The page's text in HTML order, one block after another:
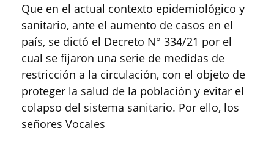
Que en el actual contexto epidemiológico y
sanitario, ante el aumento de casos en el
país, se dictó el Decreto N° 334/21 por el
cual se fijaron una serie de medidas de
restricción a la circulación, con el objeto de
proteger la salud de la población y evitar el
colapso del sistema sanitario. Por ello, los
señores Vocales